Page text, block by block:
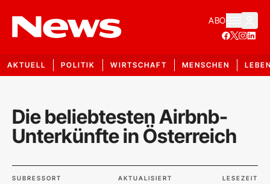
ABO
AKTUELL POLITIK WIRTSCHAFT MENSCHEN
Die beliebtesten Airbnb-
Unterkünfte in Österreich
SUBRESSORT AKTUALISIERT LESEZEIT